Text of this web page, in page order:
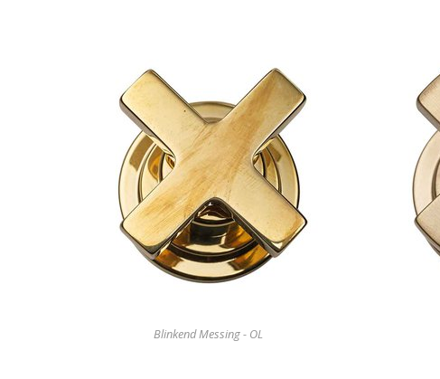
Blinkend Messing - OL